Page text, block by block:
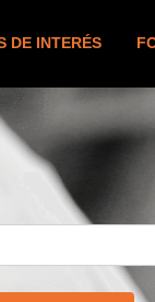
DE INTERÉS